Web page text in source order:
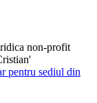
non-profit